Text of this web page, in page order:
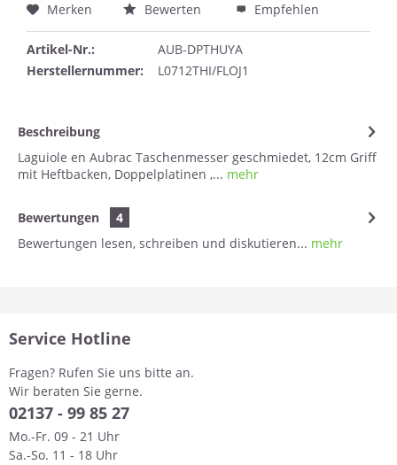
Merken Bewerten Empfehlen
Artikel-Nr.:
AUB-DPTHUYA
Herstellernummer:
L0712THI/FLOJ1
Beschreibung
Laguiole en Aubrac Taschenmesser geschmiedet, 12cm Griff
mit Heftbacken, Doppelplatinen ,... mehr
Bewertungen
4
Bewertungen lesen, schreiben und diskutieren... mehr
Service Hotline
Fragen? Rufen Sie uns bitte an.
Wir beraten Sie gerne.
02137 - 99 85 27
Mo.-Fr. 09 - 21 Uhr
Sa.-So. 11 - 18 Uhr